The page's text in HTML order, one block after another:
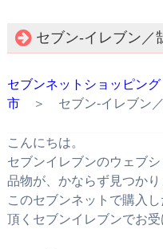
セブン‐イレブン／
セブンネットショッピング
市＞ セブン‐イレブン／
こんにちは。
セブンイレブンのウェブ
品物が、かならず見つかり
このセブンネットで購入
頂くセブンイレブンでお受